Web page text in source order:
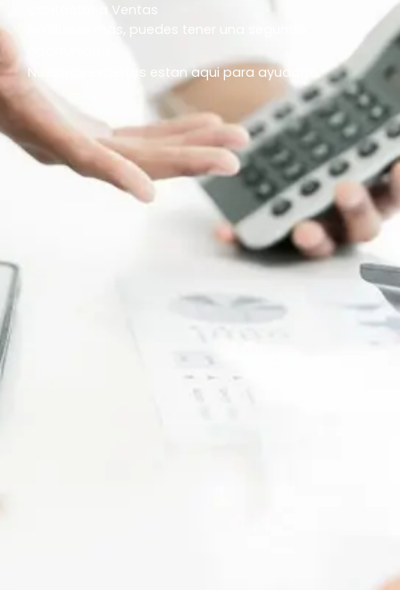
Contactar a Ventas
No dudes más, puedes tener una segunda
Nuestros expertos estan aqui para ayudarte.